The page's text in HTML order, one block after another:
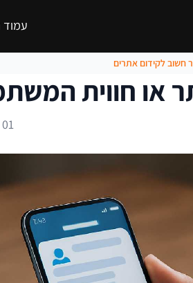
עמוד
חשוב לקידום אתרים
או חווית
01 מאי 2023